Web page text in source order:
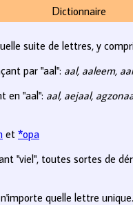
Dictionnaire
suite de lettres, y
par "aal": aal, aaleem,
en "aal": aal, aejaal,
et *opa
"viel", toutes sortes de
quelle lettre unique.